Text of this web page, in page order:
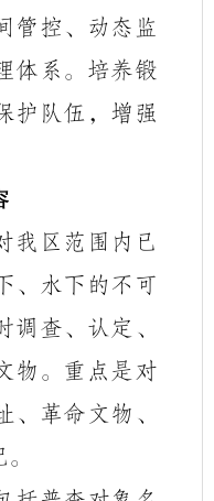
管控、动态监
体系。培养锻
护队伍，增强
我区范围内已
、水下的不可
查、认定、
物。重点是对
革命文物、